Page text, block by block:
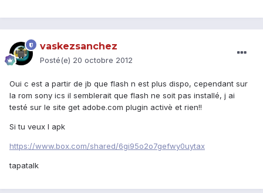
vaskezsanchez
Posté(e) 20 octobre 2012
Oui c est a partir de jb que flash n est plus dispo, cependant sur
la rom sony ics il semblerait que flash ne soit pas installé, j ai
testé sur le site get adobe.com plugin activè et rien!!
Si tu veux l apk
https://www.box.com/shared/6gi95o2o7gefwy0uytax
tapatalk